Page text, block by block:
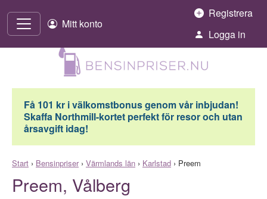
Mitt konto
Registrera
Logga in
Få 101 kr i välkomstbonus genom vår inbjudan!
Skaffa Northmill-kortet perfekt för resor och utan
årsavgift idag!
Start › Bensinpriser› Värmlands län › Karlstad › Preem
Preem, Vålberg